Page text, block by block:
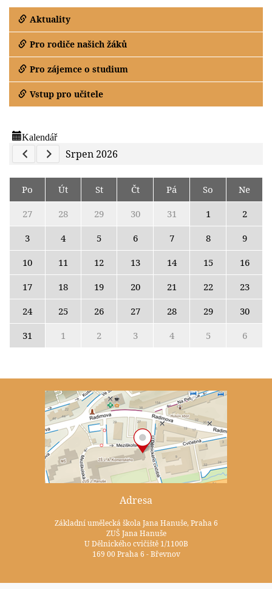
Aktuality
Pro rodiče našich žáků
Pro zájemce o studium
Vstup pro učitele
Kalendář
Previous Calendar
Next Calendar
Srpen 2026
Po Út St Čt Pá So
Ne
27
28 29 30 31 1
2
3
4 5 6 7 8
9
10
11 12 13 14 15
16
17
18 19 20 21 22
23
24
25 26 27 28 29
30
31
1 2 3 4 5 6
Adresa
Základní umělecká škola Jana Hanuše, Praha 6
ZUŠ Jana Hanuše
U Dělnického cvičiště 1/1100B
169 00 Praha 6 - Břevnov